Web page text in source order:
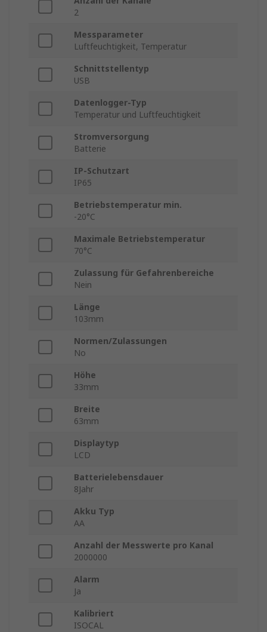
2
Messparameter
Luftfeuchtigkeit, Temperatur
Schnittstellentyp
USB
Datenlogger-Typ
Temperatur und Luftfeuchtigkeit
Stromversorgung
Batterie
IP-Schutzart
IP65
Betriebstemperatur min.
-20°C
Maximale Betriebstemperatur
70°C
Zulassung für Gefahrenbereiche
Nein
Länge
103mm
Normen/Zulassungen
No
Höhe
33mm
Breite
63mm
Displaytyp
LCD
Batterielebensdauer
8Jahr
Akku Typ
AA
Anzahl der Messwerte pro Kanal
2000000
Alarm
Ja
Kalibriert
ISOCAL